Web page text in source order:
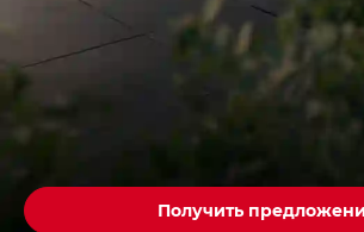
Получить